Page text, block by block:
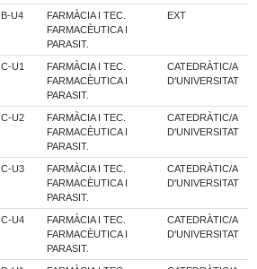
B-U4
FARMÀCIA I TEC.
FARMACÈUTICA I
PARASIT.
EXT
C-U1
FARMÀCIA I TEC.
FARMACÈUTICA I
PARASIT.
CATEDRÀTIC/A
D'UNIVERSITAT
C-U2
FARMÀCIA I TEC.
FARMACÈUTICA I
PARASIT.
CATEDRÀTIC/A
D'UNIVERSITAT
C-U3
FARMÀCIA I TEC.
FARMACÈUTICA I
PARASIT.
CATEDRÀTIC/A
D'UNIVERSITAT
C-U4
FARMÀCIA I TEC.
FARMACÈUTICA I
PARASIT.
CATEDRÀTIC/A
D'UNIVERSITAT